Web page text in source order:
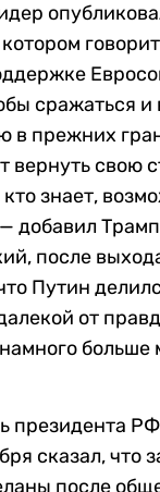
сражаться и
в прежних
вернуть свою
знает,
добавил
после
Путин
от
больше
президента
сказал, что
после